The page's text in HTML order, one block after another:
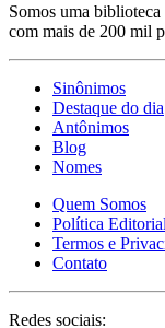
Somos uma
com mais de 200 mil
Sinônimos
Destaque do dia
Antônimos
Blog
Nomes
Quem Somos
Política Editorial
Termos e
Contato
Redes sociais: